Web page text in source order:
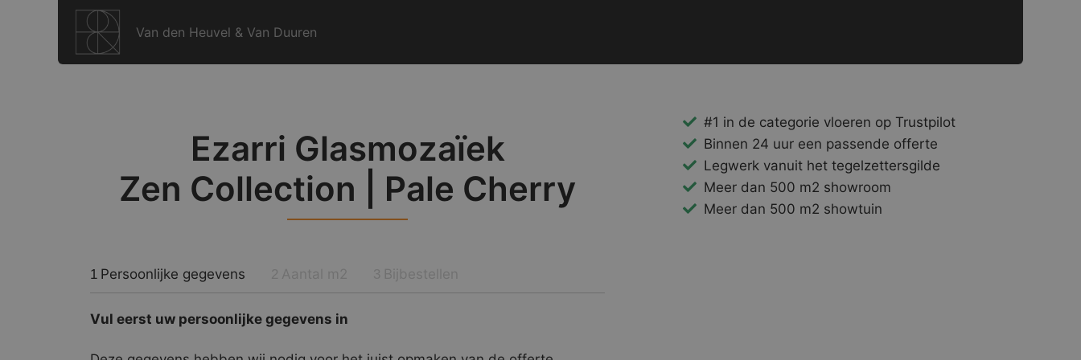
Van den Heuvel & Van Duuren
Ezarri Glasmozaïek
Zen Collection | Pale Cherry
1 Persoonlijke gegevens
Vul eerst uw persoonlijke gegevens in
#1 in de categorie vloeren op Trustpilot
Binnen 24 uur een passende offerte
Legwerk vanuit het tegelzettersgilde
Meer dan 500 m2 showroom
Meer dan 500 m2 showtuin